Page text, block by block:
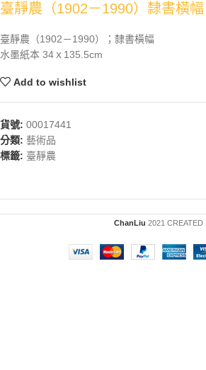
臺靜農（1902－1990）隸書橫幅
臺靜農（1902－1990）；隸書橫幅
水墨紙本 34ｘ135.5cm
Add to wishlist
貨號: 00017441
分類: 藝術品
標籤: 臺靜農
ChanLiu 2021 CREATED